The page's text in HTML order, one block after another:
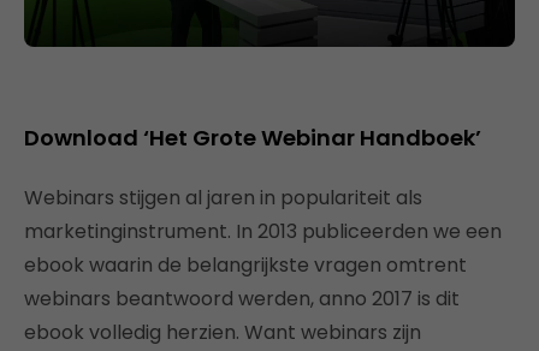
Download ‘Het Grote Webinar Handboek’
Webinars stijgen al jaren in populariteit als
marketinginstrument. In 2013 publiceerden we een
ebook waarin de belangrijkste vragen omtrent
webinars beantwoord werden, anno 2017 is dit
ebook volledig herzien. Want webinars zijn